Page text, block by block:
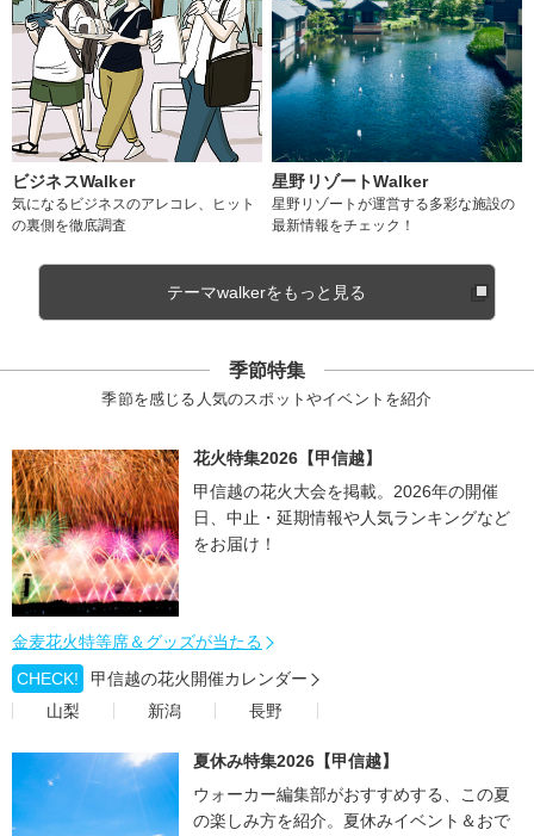
ビジネスWalker
気になるビジネスのアレコレ、ヒット
の裏側を徹底調査
星野リゾートWalker
星野リゾートが運営する多彩な施設の
最新情報をチェック！
テーマwalkerをもっと見る
季節特集
季節を感じる人気のスポットやイベントを紹介
花火特集2026【甲信越】
甲信越の花火大会を掲載。2026年の開催
日、中止・延期情報や人気ランキングなど
をお届け！
金麦花火特等席＆グッズが当たる
CHECK!
甲信越の花火開催カレンダー
山梨
新潟 長野
夏休み特集2026【甲信越】
ウォーカー編集部がおすすめする、この夏
の楽しみ方を紹介。夏休みイベント＆おで